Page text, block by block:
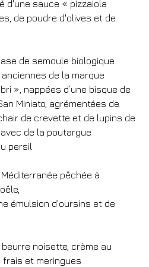
d'une sauce « pizzaiola
de poudre d'olives et de
de semoule biologique
de la marque
», nappées d’une bisque de
Miniato, agrémentées de
de crevette et de lupins de
de la poutargue
persil
pêchée à
émulsion d'oursins et de
noisette, crème au
et meringues